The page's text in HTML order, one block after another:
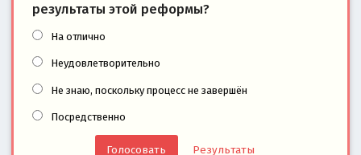
результаты этой реформы?
На отлично
Неудовлетворительно
Не знаю, поскольку процесс не завершён
Посредственно
Результаты